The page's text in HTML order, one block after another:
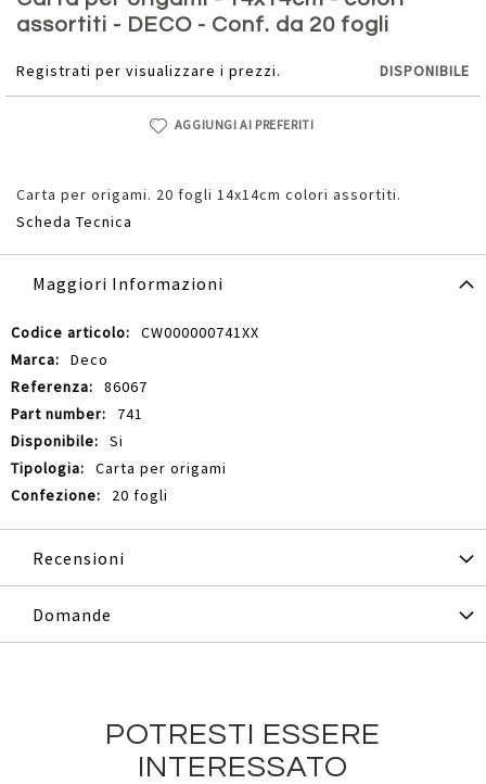
assortiti - DECO - Conf. da 20 fogli
Registrati per visualizzare i prezzi. DISPONIBILE
AGGIUNGI AI PREFERITI
Carta per origami. 20 fogli 14x14cm colori assortiti.
Scheda Tecnica
della
galleria
immagini
Maggiori Informazioni
Maggiori
Informazioni
CW000000741XX
Deco
86067
741
Si
Carta per origami
20 fogli
Recensioni
Domande
POTRESTI ESSERE
INTERESSATO